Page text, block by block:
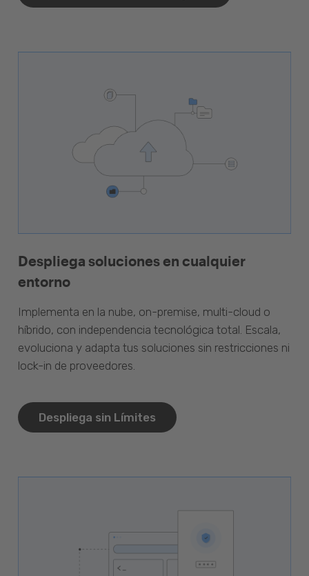
Despliega soluciones en cualquier
entorno
Implementa en la nube, on-premise, multi-cloud o
híbrido, con independencia tecnológica total. Escala,
evoluciona y adapta tus soluciones sin restricciones ni
lock-in de proveedores.
Despliega sin Límites